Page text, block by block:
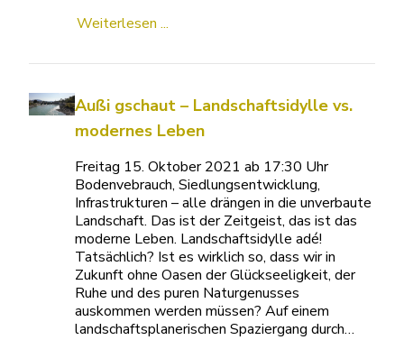
Weiterlesen ...
Außi gschaut – Landschaftsidylle vs.
modernes Leben
Freitag 15. Oktober 2021 ab 17:30 Uhr
Bodenvebrauch, Siedlungsentwicklung,
Infrastrukturen – alle drängen in die unverbaute
Landschaft. Das ist der Zeitgeist, das ist das
moderne Leben. Landschaftsidylle adé!
Tatsächlich? Ist es wirklich so, dass wir in
Zukunft ohne Oasen der Glückseeligkeit, der
Ruhe und des puren Naturgenusses
auskommen werden müssen? Auf einem
landschaftsplanerischen Spaziergang durch…